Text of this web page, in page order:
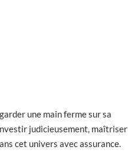
une main ferme sur sa
judicieusement, maîtriser
cet univers avec assurance.